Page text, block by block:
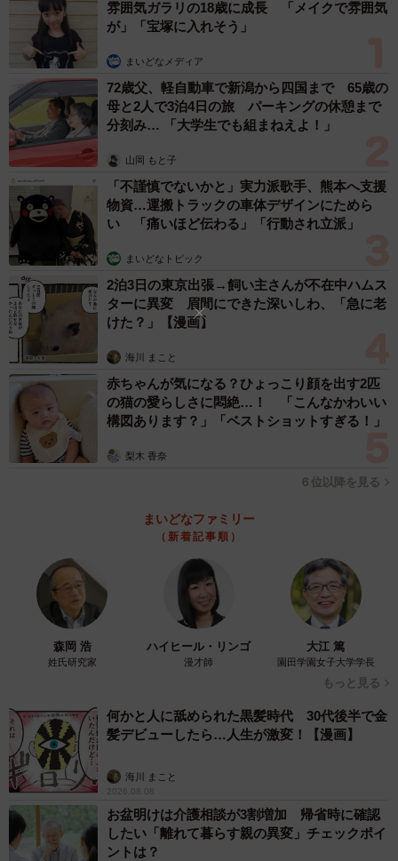
雰囲気ガラリの18歳に成長 「メイクで雰囲気
が」「宝塚に入れそう」
まいどなメディア
72歳父、軽自動車で新潟から四国まで 65歳の
母と2人で3泊4日の旅 パーキングの休憩まで
分刻み… 「大学生でも組まねえよ！」
山岡 もと子
「不謹慎でないかと」実力派歌手、熊本へ支援
物資…運搬トラックの車体デザインにためら
い 「痛いほど伝わる」「行動され立派」
まいどなトピック
2泊3日の東京出張→飼い主さんが不在中ハムス
ターに異変 眉間にできた深いしわ、「急に老
けた？」【漫画】
海川 まこと
赤ちゃんが気になる？ひょっこり顔を出す2匹
の猫の愛らしさに悶絶…！ 「こんなかわいい
構図あります？」「ベストショットすぎる！」
梨木 香奈
６位以降を見る
まいどなファミリー
（新着記事順）
森岡 浩
姓氏研究家
ハイヒール・リンゴ
漫才師
大江 篤
園田学園女子大学学長
もっと見る
何かと人に舐められた黒髪時代 30代後半で金
髪デビューしたら…人生が激変！【漫画】
海川 まこと
2026.08.08
お盆明けは介護相談が3割増加 帰省時に確認
したい「離れて暮らす親の異変」チェックポイ
ントは？